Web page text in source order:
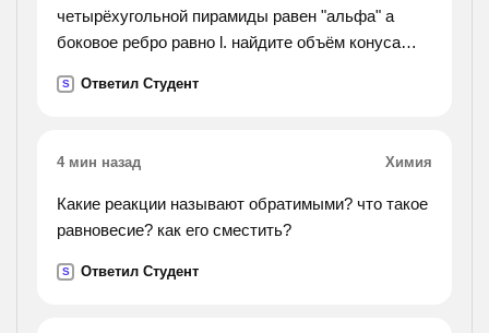
четырёхугольной пирамиды равен "альфа" а
боковое ребро равно l. найдите объём конуса
S Ответил Студент
4 мин назад Химия
Какие реакции называют обратимыми? что такое
равновесие? как его сместить?
S Ответил Студент